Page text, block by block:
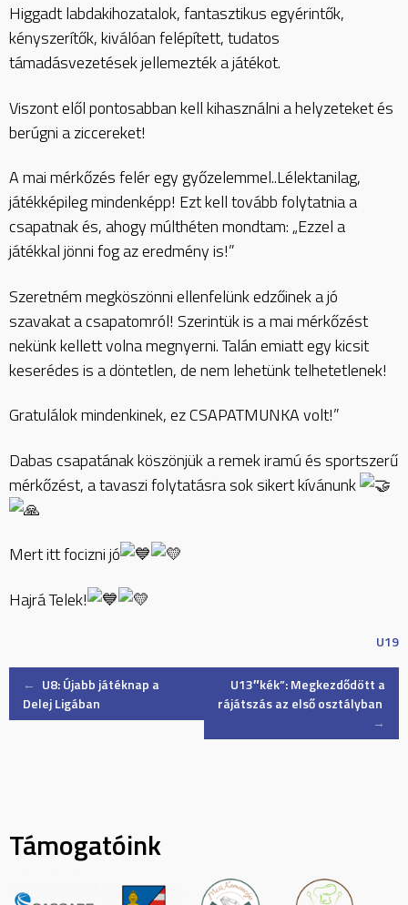
Higgadt labdakihozatalok, fantasztikus egyérintők,
kényszerítők, kiválóan felépített, tudatos
támadásvezetések jellemezték a játékot.
Viszont elől pontosabban kell kihasználni a helyzeteket és
berúgni a ziccereket!
A mai mérkőzés felér egy győzelemmel..Lélektanilag,
játékképileg mindenképp! Ezt kell tovább folytatnia a
csapatnak és, ahogy múlthéten mondtam: „Ezzel a
játékkal jönni fog az eredmény is!”
Szeretném megköszönni ellenfelünk edzőinek a jó
szavakat a csapatomról! Szerintük is a mai mérkőzést
nekünk kellett volna megnyerni. Talán emiatt egy kicsit
keserédes is a döntetlen, de nem lehetünk telhetetlenek!
Gratulálok mindenkinek, ez CSAPATMUNKA volt!”
Dabas csapatának köszönjük a remek iramú és sportszerű
mérkőzést, a tavaszi folytatásra sok sikert kívánunk
Mert itt focizni jó
Hajrá Telek!
U19
Post
← U8: Újabb játéknap a
Delej Ligában
U13″kék”: Megkezdődött a
rájátszás az első osztályban
→
Támogatóink